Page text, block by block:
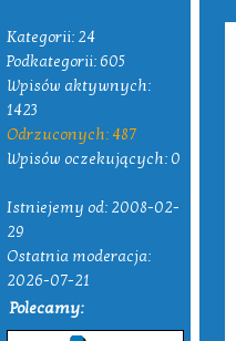
Kategorii: 24
Podkategorii: 605
Wpisów aktywnych:
1423
Odrzuconych: 487
Wpisów oczekujących: 0
Istniejemy od: 2008-02-
29
Ostatnia moderacja:
2026-07-21
Polecamy: